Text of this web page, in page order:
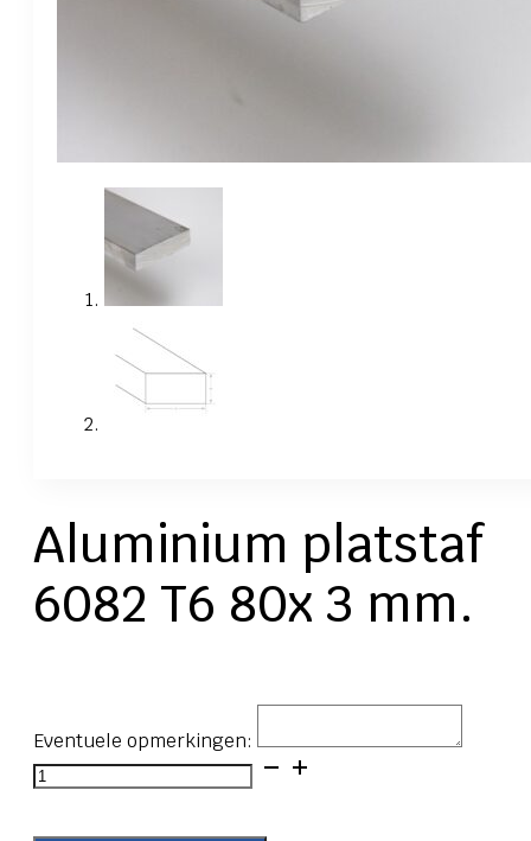
Aluminium platstaf
6082 T6 80x 3 mm.
Eventuele opmerkingen:
Aluminium
platstaf